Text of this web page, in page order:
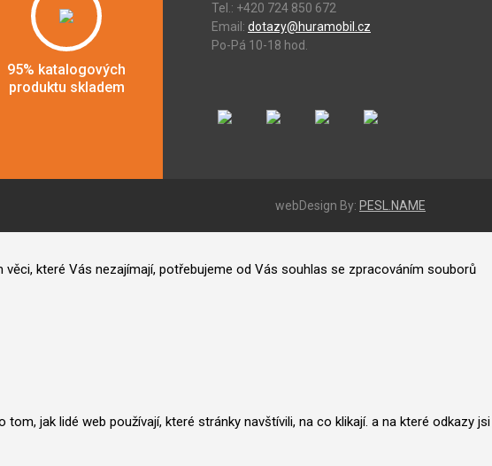
95% katalogových
produktu skladem
Tel.: +420 724 850 672
Email: dotazy@huramobil.cz
Po-Pá 10-18 hod.
webDesign By: PESL.NAME
které Vás nezajímají, potřebujeme od Vás souhlas se zpracováním souborů
jak lidé web používají, které stránky navštívili, na co klikají. a na které odkazy jsi